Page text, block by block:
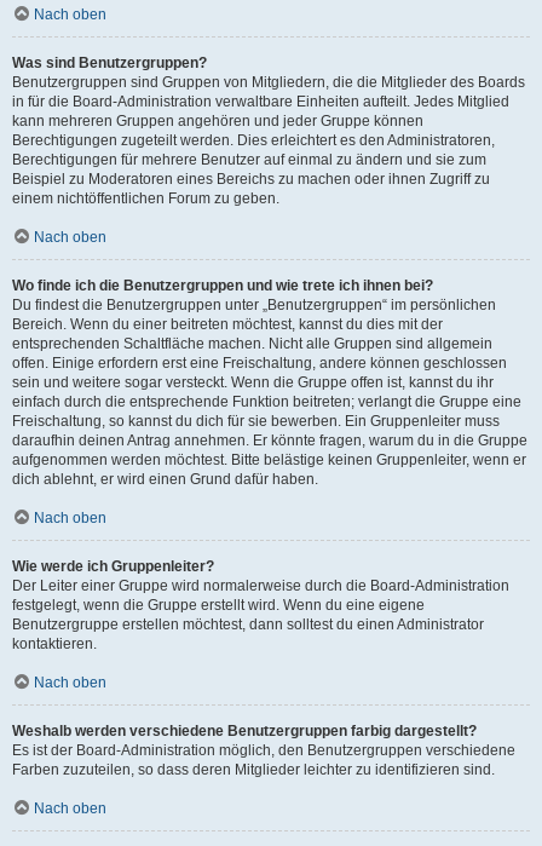
Nach oben
Was sind Benutzergruppen?
Benutzergruppen sind Gruppen von Mitgliedern, die die Mitglieder des Boards
in für die Board-Administration verwaltbare Einheiten aufteilt. Jedes Mitglied
kann mehreren Gruppen angehören und jeder Gruppe können
Berechtigungen zugeteilt werden. Dies erleichtert es den Administratoren,
Berechtigungen für mehrere Benutzer auf einmal zu ändern und sie zum
Beispiel zu Moderatoren eines Bereichs zu machen oder ihnen Zugriff zu
einem nichtöffentlichen Forum zu geben.
Nach oben
Wo finde ich die Benutzergruppen und wie trete ich ihnen bei?
Du findest die Benutzergruppen unter „Benutzergruppen“ im persönlichen
Bereich. Wenn du einer beitreten möchtest, kannst du dies mit der
entsprechenden Schaltfläche machen. Nicht alle Gruppen sind allgemein
offen. Einige erfordern erst eine Freischaltung, andere können geschlossen
sein und weitere sogar versteckt. Wenn die Gruppe offen ist, kannst du ihr
einfach durch die entsprechende Funktion beitreten; verlangt die Gruppe eine
Freischaltung, so kannst du dich für sie bewerben. Ein Gruppenleiter muss
daraufhin deinen Antrag annehmen. Er könnte fragen, warum du in die Gruppe
aufgenommen werden möchtest. Bitte belästige keinen Gruppenleiter, wenn er
dich ablehnt, er wird einen Grund dafür haben.
Nach oben
Wie werde ich Gruppenleiter?
Der Leiter einer Gruppe wird normalerweise durch die Board-Administration
festgelegt, wenn die Gruppe erstellt wird. Wenn du eine eigene
Benutzergruppe erstellen möchtest, dann solltest du einen Administrator
kontaktieren.
Nach oben
Weshalb werden verschiedene Benutzergruppen farbig dargestellt?
Es ist der Board-Administration möglich, den Benutzergruppen verschiedene
Farben zuzuteilen, so dass deren Mitglieder leichter zu identifizieren sind.
Nach oben